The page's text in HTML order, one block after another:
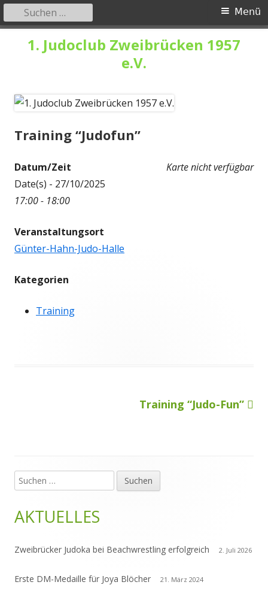
1. Judoclub Zweibrücken 1957
e.V.
Primäres
Menü
Menü
Suchen
nach:
Training “Judofun”
Karte nicht verfügbar
Datum/Zeit
Date(s) - 27/10/2025
17:00 - 18:00
Veranstaltungsort
Günter-Hahn-Judo-Halle
Kategorien
Training
BeitragsnavigationNächster
Training “Judo-Fun”
Haupt-
Seitenleiste
Suchen
nach:
AKTUELLES
Zweibrücker Judoka bei Beachwrestling erfolgreich 2. Juli 2026
Erste DM-Medaille für Joya Blöcher 21. März 2024